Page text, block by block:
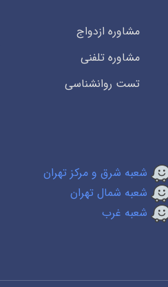
مشاوره ازدواج
مشاوره تلفنی
تست روانشناسی
شعبه شرق و مرکز تهران
شعبه شمال تهران
شعبه غرب